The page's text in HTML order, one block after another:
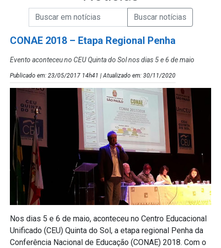
Campo de Busca de Notícias
Campo de Busca de informaçõesEnviar a Busca de Notícias
CONAE 2018 – Etapa Regional Penha
Evento aconteceu no CEU Quinta do Sol nos dias 5 e 6 de maio
Publicado em: 23/05/2017 14h41 | Atualizado em: 30/11/2020
Nos dias 5 e 6 de maio, aconteceu no Centro Educacional
Unificado (CEU) Quinta do Sol, a etapa regional Penha da
Conferência Nacional de Educação (CONAE) 2018. Com o